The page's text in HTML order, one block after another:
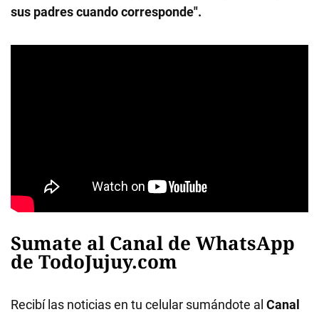
sus padres cuando corresponde".
Sumate al Canal de WhatsApp
de TodoJujuy.com
Recibí las noticias en tu celular sumándote al Canal